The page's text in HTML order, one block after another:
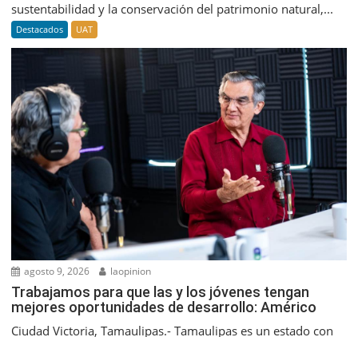
sustentabilidad y la conservación del patrimonio natural,...
Destacados UAT
agosto 9, 2026 laopinion
Trabajamos para que las y los jóvenes tengan
mejores oportunidades de desarrollo: Américo
Ciudad Victoria, Tamaulipas.- Tamaulipas es un estado con